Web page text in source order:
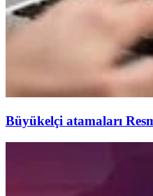
Büyükelçi atamaları